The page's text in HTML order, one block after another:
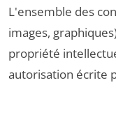
L'ensemble des
images,
propriété
autorisation écrite